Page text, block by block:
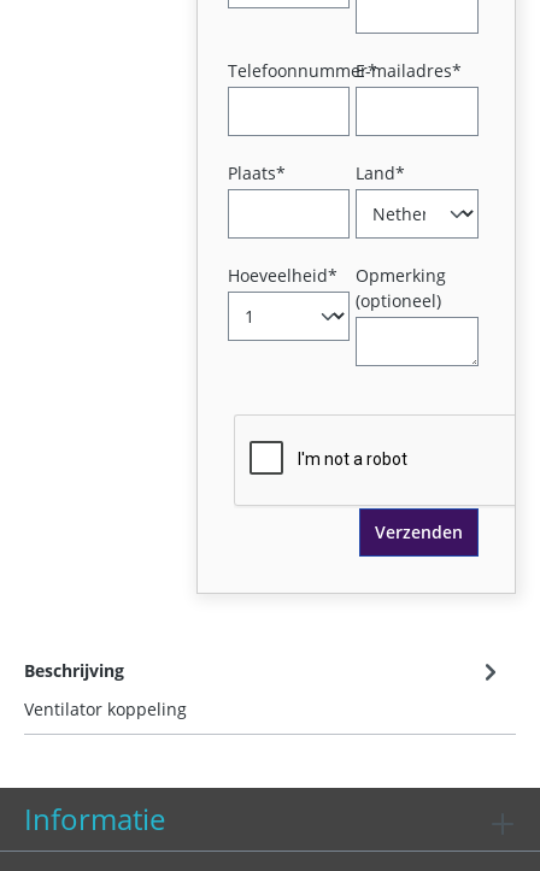
Telefoonnummer*E-mailadres*
Plaats* Land*
Hoeveelheid*
Opmerking
(optioneel)
Verzenden
Beschrijving
Ventilator koppeling
Informatie